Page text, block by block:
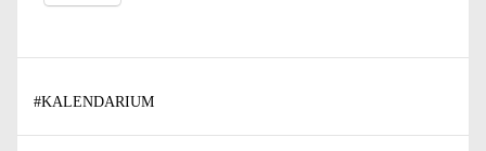
#KALENDARIUM